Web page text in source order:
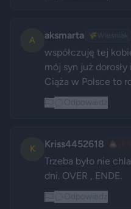
A aksmarta 🌾
współczuję tej
mój syn już
K Kriss4452618 💩 JP
Trzeba było nie
dni. OVER , ENDE.